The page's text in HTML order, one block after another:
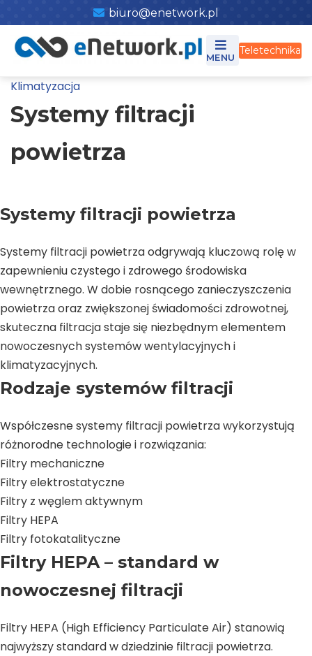
to
content
biuro@enetwork.pl
Teletechnika
Klimatyzacja
Systemy filtracji
powietrza
Systemy filtracji powietrza
Systemy filtracji powietrza odgrywają kluczową rolę w
zapewnieniu czystego i zdrowego środowiska
wewnętrznego. W dobie rosnącego zanieczyszczenia
powietrza oraz zwiększonej świadomości zdrowotnej,
skuteczna filtracja staje się niezbędnym elementem
nowoczesnych systemów wentylacyjnych i
klimatyzacyjnych.
Rodzaje systemów filtracji
Współczesne systemy filtracji powietrza wykorzystują
różnorodne technologie i rozwiązania:
Filtry mechaniczne
Filtry elektrostatyczne
Filtry z węglem aktywnym
Filtry HEPA
Filtry fotokatalityczne
Filtry HEPA – standard w
nowoczesnej filtracji
Filtry HEPA (High Efficiency Particulate Air) stanowią
najwyższy standard w dziedzinie filtracji powietrza.